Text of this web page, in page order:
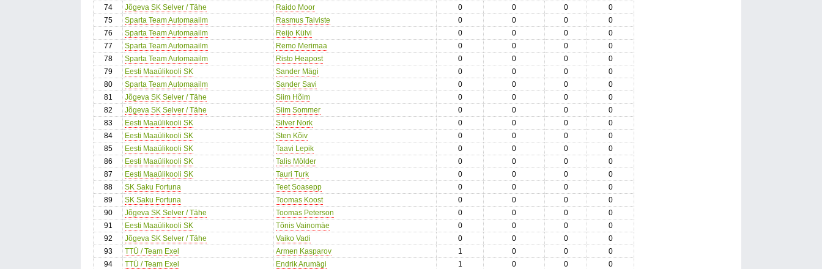
74
Jõgeva SK Selver / Tähe Raido Moor 0 0 0
0
75
Sparta Team Automaailm Rasmus Talviste 0 0 0
0
76
Sparta Team Automaailm Reijo Külvi 0 0 0
0
77
Sparta Team Automaailm Remo Merimaa 0 0 0
0
78
Sparta Team Automaailm Risto Heapost 0 0 0
0
79
Eesti Maaülikooli SK Sander Mägi 0 0 0
0
80
Sparta Team Automaailm Sander Savi 0 0 0
0
81
Jõgeva SK Selver / Tähe Siim Hõim 0 0 0
0
82
Jõgeva SK Selver / Tähe Siim Sommer 0 0 0
0
83
Eesti Maaülikooli SK Silver Nork 0 0 0
0
84
Eesti Maaülikooli SK Sten Kõiv 0 0 0
0
85
Eesti Maaülikooli SK Taavi Lepik 0 0 0
0
86
Eesti Maaülikooli SK Talis Mölder 0 0 0
0
87
Eesti Maaülikooli SK Tauri Turk 0 0 0
0
88
SK Saku Fortuna Teet Soasepp 0 0 0
0
89
SK Saku Fortuna Toomas Koost 0 0 0
0
90
Jõgeva SK Selver / Tähe Toomas Peterson 0 0 0
0
91
Eesti Maaülikooli SK Tõnis Vainomäe 0 0 0
0
92
Jõgeva SK Selver / Tähe Vaiko Vadi 0 0 0
0
93
TTÜ / Team Exel Armen Kasparov 1 0 0
0
94
TTÜ / Team Exel Endrik Arumägi 1 0 0
0